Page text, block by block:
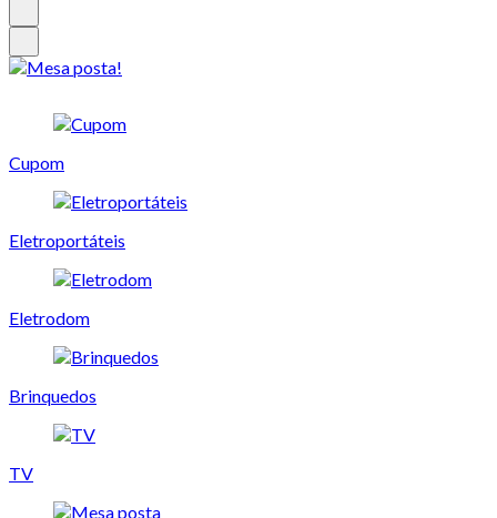
Cupom
Eletroportáteis
Eletrodom
Brinquedos
TV